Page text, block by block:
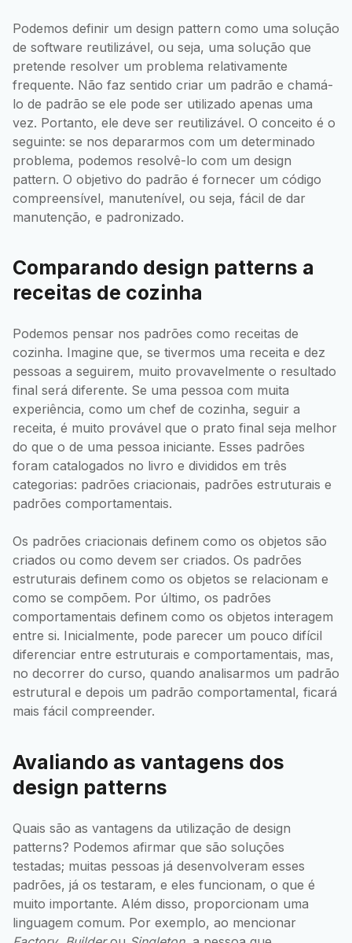
Podemos definir um design pattern como uma solução
de software reutilizável, ou seja, uma solução que
pretende resolver um problema relativamente
frequente. Não faz sentido criar um padrão e chamá-
lo de padrão se ele pode ser utilizado apenas uma
vez. Portanto, ele deve ser reutilizável. O conceito é o
seguinte: se nos depararmos com um determinado
problema, podemos resolvê-lo com um design
pattern. O objetivo do padrão é fornecer um código
compreensível, manutenível, ou seja, fácil de dar
manutenção, e padronizado.
Comparando design patterns a
receitas de cozinha
Podemos pensar nos padrões como receitas de
cozinha. Imagine que, se tivermos uma receita e dez
pessoas a seguirem, muito provavelmente o resultado
final será diferente. Se uma pessoa com muita
experiência, como um chef de cozinha, seguir a
receita, é muito provável que o prato final seja melhor
do que o de uma pessoa iniciante. Esses padrões
foram catalogados no livro e divididos em três
categorias: padrões criacionais, padrões estruturais e
padrões comportamentais.
Os padrões criacionais definem como os objetos são
criados ou como devem ser criados. Os padrões
estruturais definem como os objetos se relacionam e
como se compõem. Por último, os padrões
comportamentais definem como os objetos interagem
entre si. Inicialmente, pode parecer um pouco difícil
diferenciar entre estruturais e comportamentais, mas,
no decorrer do curso, quando analisarmos um padrão
estrutural e depois um padrão comportamental, ficará
mais fácil compreender.
Avaliando as vantagens dos
design patterns
Quais são as vantagens da utilização de design
patterns? Podemos afirmar que são soluções
testadas; muitas pessoas já desenvolveram esses
padrões, já os testaram, e eles funcionam, o que é
muito importante. Além disso, proporcionam uma
linguagem comum. Por exemplo, ao mencionar